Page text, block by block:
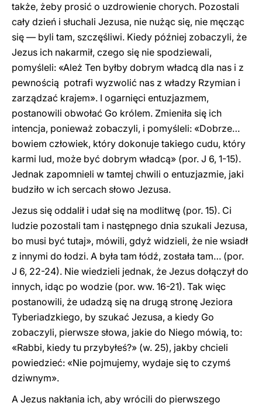
także, żeby prosić o uzdrowienie chorych. Pozostali
cały dzień i słuchali Jezusa, nie nużąc się, nie męcząc
się — byli tam, szczęśliwi. Kiedy później zobaczyli, że
Jezus ich nakarmił, czego się nie spodziewali,
pomyśleli: «Ależ Ten byłby dobrym władcą dla nas i z
pewnością potrafi wyzwolić nas z władzy Rzymian i
zarządzać krajem». I ogarnięci entuzjazmem,
postanowili obwołać Go królem. Zmieniła się ich
intencja, ponieważ zobaczyli, i pomyśleli: «Dobrze…
bowiem człowiek, który dokonuje takiego cudu, który
karmi lud, może być dobrym władcą» (por. J 6, 1-15).
Jednak zapomnieli w tamtej chwili o entuzjazmie, jaki
budziło w ich sercach słowo Jezusa.
Jezus się oddalił i udał się na modlitwę (por. 15). Ci
ludzie pozostali tam i następnego dnia szukali Jezusa,
bo musi być tutaj», mówili, gdyż widzieli, że nie wsiadł
z innymi do łodzi. A była tam łódź, została tam… (por.
J 6, 22-24). Nie wiedzieli jednak, że Jezus dołączył do
innych, idąc po wodzie (por. ww. 16-21). Tak więc
postanowili, że udadzą się na drugą stronę Jeziora
Tyberiadzkiego, by szukać Jezusa, a kiedy Go
zobaczyli, pierwsze słowa, jakie do Niego mówią, to:
«Rabbi, kiedy tu przybyłeś?» (w. 25), jakby chcieli
powiedzieć: «Nie pojmujemy, wydaje się to czymś
dziwnym».
A Jezus nakłania ich, aby wrócili do pierwszego